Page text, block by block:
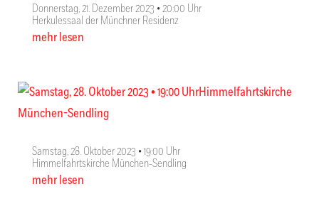
Donnerstag, 21. Dezember 2023 • 20:00 Uhr
Herkulessaal der Münchner Residenz
mehr lesen
Samstag, 28. Oktober 2023 • 19:00 Uhr
Himmelfahrtskirche München-Sendling
mehr lesen